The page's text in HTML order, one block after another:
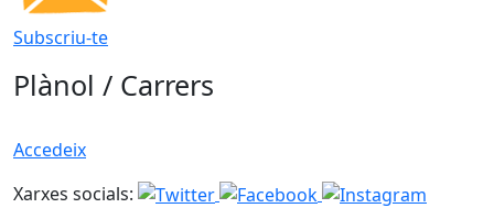
Subscriu-te
Plànol / Carrers
Accedeix
Xarxes socials: